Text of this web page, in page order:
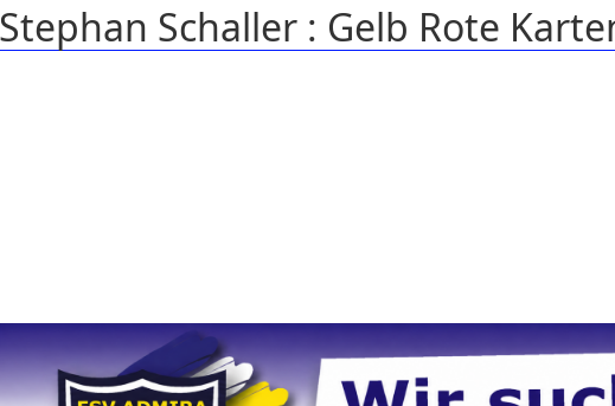
Stephan Schaller : Gelb Rote